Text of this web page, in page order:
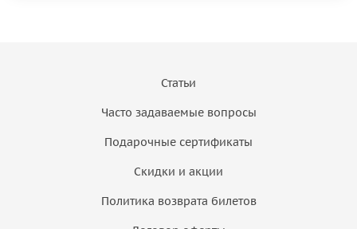
Статьи
Часто задаваемые вопросы
Подарочные сертификаты
Скидки и акции
Политика возврата билетов